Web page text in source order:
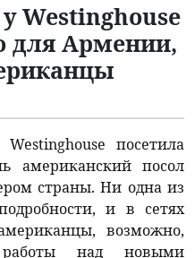
Westinghouse
для Армении,
посетила
посол
страны. Ни одна из
и в сетях
возможно,
над новыми